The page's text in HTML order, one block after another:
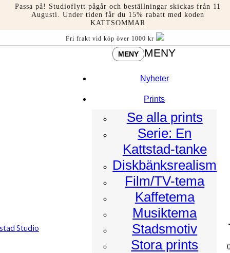
HoppaPassa på! Studioflytt pågår och beställningar skickas från 11
Augusti. Under tiden får du 15% rabatt med koden
KATTSOMMAR
Fri frakt vid köp över 1000 kr
MENY MENY
Nyheter
Prints
Se alla prints
Serie: En
Kattstad-tanke
Diskbänksrealism
Film/TV-tema
Kaffetema
Musiktema
Stadsmotiv
Stora prints